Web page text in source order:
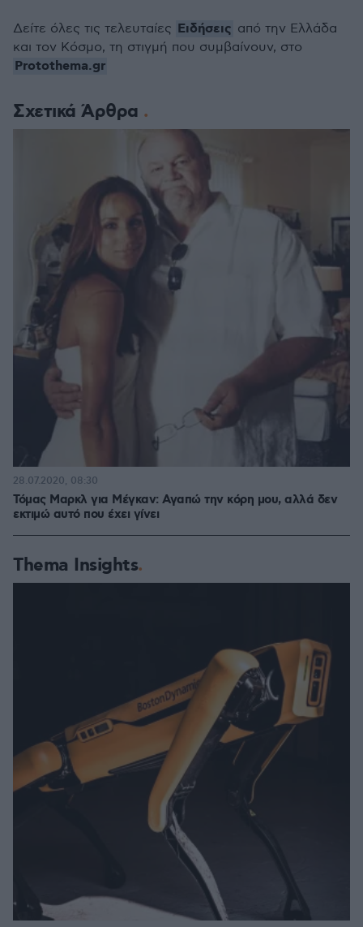
Σχετικά Άρθρα
Τόμας Μαρκλ για Μέγκαν: Αγαπώ την κόρη μου, αλλά δεν
εκτιμώ αυτό που έχει γίνει
28.07.2020, 08:30
Thema Insights
Δείτε όλες τις τελευταίες Ειδήσεις από την Ελλάδα
και τον Κόσμο, τη στιγμή που συμβαίνουν, στο
Protothema.gr